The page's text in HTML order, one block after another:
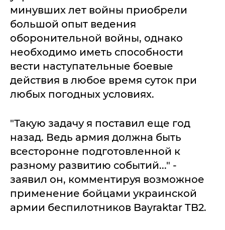
минувших лет войны приобрели
большой опыт ведения
оборонительной войны, однако
необходимо иметь способности
вести наступательные боевые
действия в любое время суток при
любых погодных условиях.
"Такую задачу я поставил еще год
назад. Ведь армия должна быть
всесторонне подготовленной к
разному развитию событий..." -
заявил он, комментируя возможное
применение бойцами украинской
армии беспилотников Bayraktar TB2.